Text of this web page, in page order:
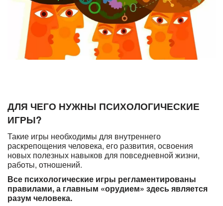
ДЛЯ ЧЕГО НУЖНЫ ПСИХОЛОГИЧЕСКИЕ
ИГРЫ?
Такие игры необходимы для внутреннего
раскрепощения человека, его развития, освоения
новых полезных навыков для повседневной жизни,
работы, отношений.
Все психологические игры регламентированы
правилами, а главным «орудием» здесь является
разум человека.